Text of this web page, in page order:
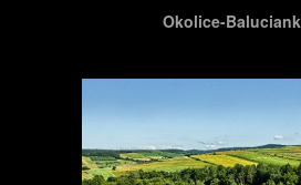
Okolice-